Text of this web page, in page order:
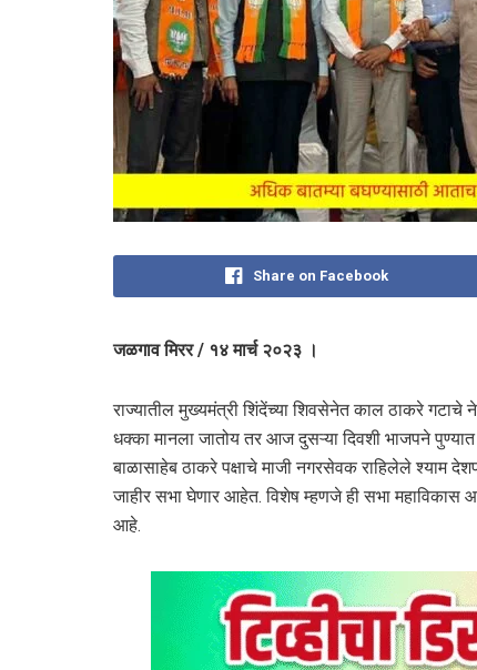
Share on Facebook
जळगाव मिरर / १४ मार्च २०२३ ।
राज्यातील मुख्यमंत्री शिंदेंच्या शिवसेनेत काल ठाकरे गटाचे
धक्का मानला जातोय तर आज दुसऱ्या दिवशी भाजपने
बाळासाहेब ठाकरे पक्षाचे माजी नगरसेवक राहिलेले श्याम
जाहीर सभा घेणार आहेत. विशेष म्हणजे ही सभा
आहे.